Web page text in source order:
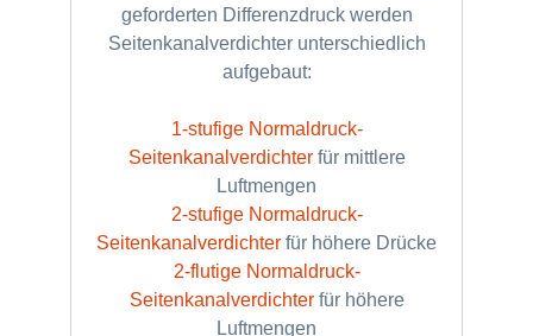
geforderten Differenzdruck werden
Seitenkanalverdichter unterschiedlich
aufgebaut:
1-stufige Normaldruck-
Seitenkanalverdichter für mittlere
Luftmengen
2-stufige Normaldruck-
Seitenkanalverdichter für höhere Drücke
2-flutige Normaldruck-
Seitenkanalverdichter für höhere
Luftmengen